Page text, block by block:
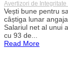
Avertizori de Integritate
Vești bune pentru
câștiga lunar
Salariul net al unui
cu 93 de...
Read More